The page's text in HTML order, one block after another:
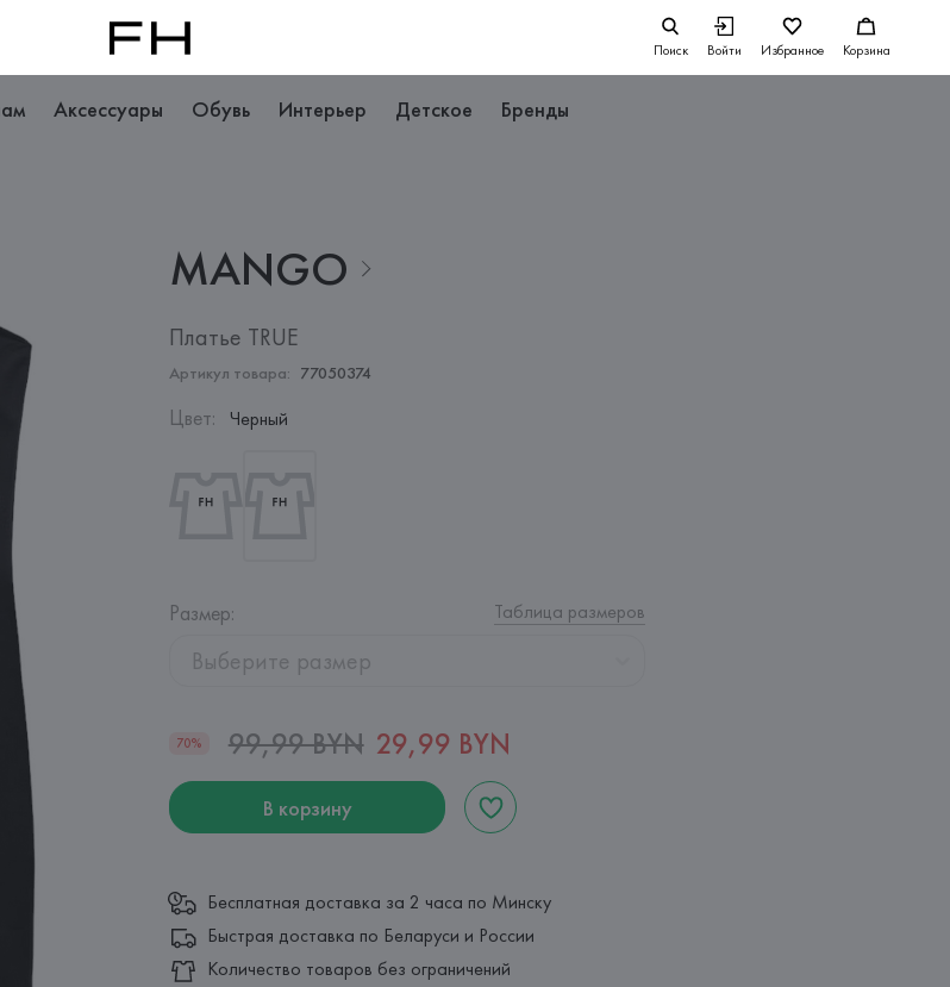
Поиск Войти Избранное Корзина
Аксессуары Обувь Интерьер Детское Бренды
MANGO
Платье TRUE
Артикул товара: 77050374
Цвет: Черный
Размер: Таблица размеров
Выберите размер
70% 99,99 BYN 29,99 BYN
В корзину
Бесплатная доставка за 2 часа по Минску
Быстрая доставка по Беларуси и России
Количество товаров без ограничений